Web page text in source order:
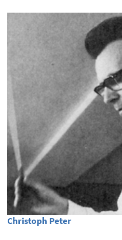
Christoph Peter